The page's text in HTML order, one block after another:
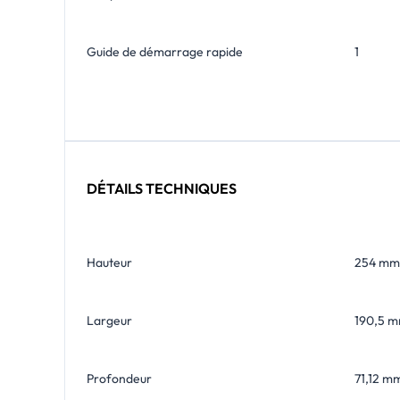
Guide de démarrage rapide 1
DÉTAILS TECHNIQUES
Hauteur 254 mm
Largeur 190,5
Profondeur 71,12